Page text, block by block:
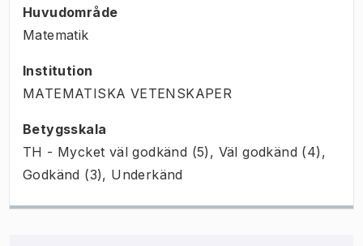
Huvudområde
Matematik
Institution
MATEMATISKA VETENSKAPER
Betygsskala
TH - Mycket väl godkänd (5), Väl godkänd (4),
Godkänd (3), Underkänd